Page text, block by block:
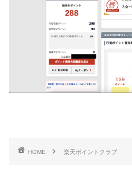
HOME 楽天ポイントクラブ